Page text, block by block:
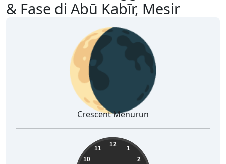
& Fase di Abū Kabīr, Mesir
🌘
Crescent Menurun
12
1
2
10
11